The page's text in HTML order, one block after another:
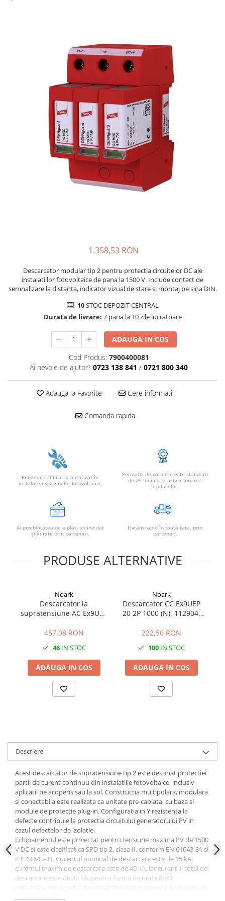
Conductori rigizi cupru
Cabluri alarma
Cabluri boxe
Cabluri semnalizare incendiu
Cabluri semnalizare si control
1.358,53 RON
Descarcator modular tip 2 pentru protectia circuitelor DC ale
instalatiilor fotovoltaice de pana la 1500 V. Include contact de
semnalizare la distanta, indicator vizual de stare si montaj pe sina DIN.
10STOC DEPOZIT CENTRAL
Durata de livrare: 7 pana la 10 zile lucratoare
ADAUGA IN COS
Cod Produs: 7900400081
Ai nevoie de ajutor? 0723 138 841 / 0721 800 340
Adauga la Favorite Cere informatii
Comanda rapida
Personal calificat şi autorizat în
instalarea sistemelor fotovoltaice.
Perioada de garantie este standard
de 24 luni de la achizitionarea
produselor.
Ai posibilitatea de a plăti online dar
şi în rate prin parteneri.
Livrăm rapid în toată țara, prin
parteneri.
PRODUSE ALTERNATIVE
Noark
Descarcator la
supratensiune AC Ex9UE2
457,08 RON
46IN STOC
ADAUGA IN COS
Noark
Descarcator CC Ex9UEP
20 2P 1000 (N), 112904,
222,50 RON
100 IN STOC
ADAUGA IN COS
Descriere
Acest descarcator de supratensiune tip 2 este destinat protectiei
partii de curent continuu din instalatiile fotovoltaice, inclusiv
aplicatii pe acoperis sau la sol. Constructia multipolara, modulara
si conectabila este realizata ca unitate pre-cablata, cu baza si
module de protectie plug-in. Configuratia in Y rezistenta la
defecte contribuie la protectia circuitului generatorului PV in
cazul defectelor de izolatie.
Echipamentul este proiectat pentru tensiune maxima PV de 1500
V DC si este clasificat ca SPD tip 2, clasa II, conform EN 61643-31 si
IEC 61643-31. Curentul nominal de descarcare este de 15 kA,
curentul maxim de descarcare este de 40 kA, iar curentul total de
descarcare este de 40 kA, pentru forma de unda 8/20
5 kV, timpul de raspuns este de maximum 25 ns, iar capacitatea